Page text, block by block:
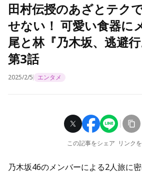
田村伝授のあざとテク
せない！ 可愛い食器に
尾と林『乃木坂、逃避行
第3話
2025/2/5 エンタメ
この記事をシェア リンク
乃木坂46のメンバーによる2人旅に